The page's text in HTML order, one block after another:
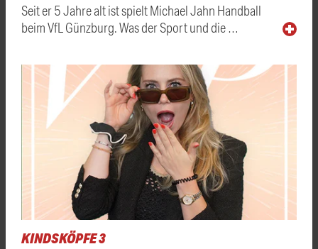
Seit er 5 Jahre alt ist spielt Michael Jahn Handball
beim VfL Günzburg. Was der Sport und die …
KINDSKÖPFE 3